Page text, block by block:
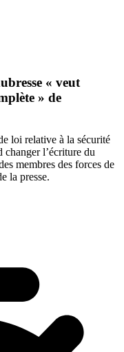
« veut
» de
loi relative à la sécurité
l’écriture du
membres des forces de
la presse.